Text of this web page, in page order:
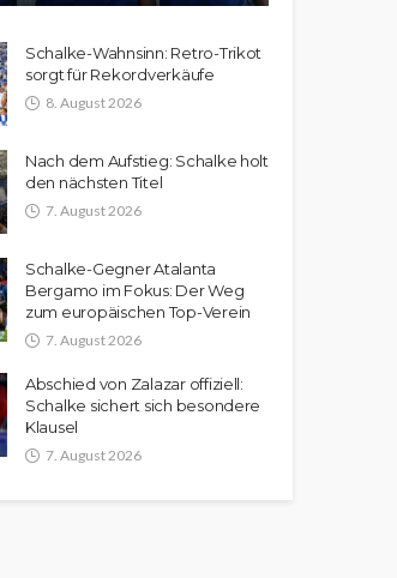
Schalke-Wahnsinn: Retro-Trikot
sorgt für Rekordverkäufe
8. August 2026
Nach dem Aufstieg: Schalke holt
den nächsten Titel
7. August 2026
Schalke-Gegner Atalanta
Bergamo im Fokus: Der Weg
zum europäischen Top-Verein
7. August 2026
Abschied von Zalazar offiziell:
Schalke sichert sich besondere
Klausel
7. August 2026